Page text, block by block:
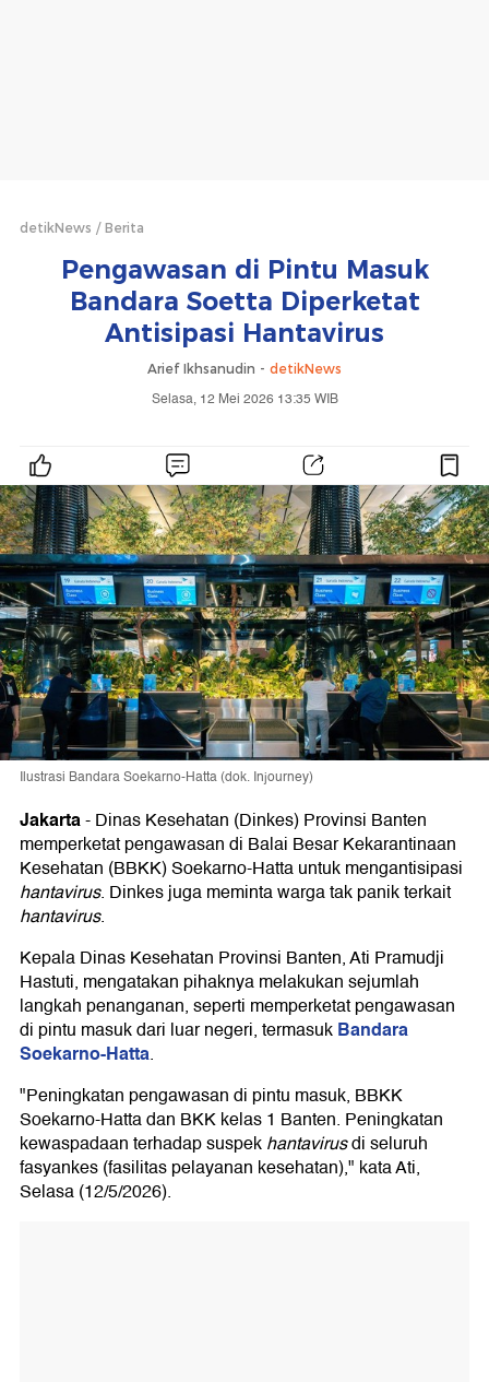
detikNews Berita
Pengawasan di Pintu Masuk
Bandara Soetta Diperketat
Antisipasi Hantavirus
Arief Ikhsanudin - detikNews
Selasa, 12 Mei 2026 13:35 WIB
Ilustrasi Bandara Soekarno-Hatta (dok. Injourney)
Jakarta-Dinas Kesehatan (Dinkes) Provinsi Banten
memperketat pengawasan di Balai Besar Kekarantinaan
Kesehatan (BBKK) Soekarno-Hatta untuk mengantisipasi
hantavirus. Dinkes juga meminta warga tak panik terkait
hantavirus.
Kepala Dinas Kesehatan Provinsi Banten, Ati Pramudji
Hastuti, mengatakan pihaknya melakukan sejumlah
langkah penanganan, seperti memperketat pengawasan
di pintu masuk dari luar negeri, termasukBandara
Soekarno-Hatta.
"Peningkatan pengawasan di pintu masuk, BBKK
Soekarno-Hatta dan BKK kelas 1 Banten. Peningkatan
kewaspadaan terhadap suspekhantavirusdi seluruh
fasyankes (fasilitas pelayanan kesehatan)," kata Ati,
Selasa (12/5/2026).